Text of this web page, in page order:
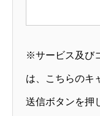
※サービス及び
は、こちらのキ
送信ボタンを押